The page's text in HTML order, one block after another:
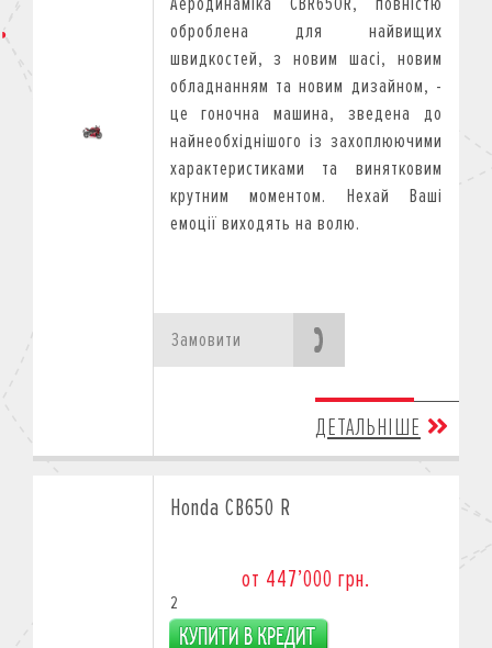
оброблена для найвищих
швидкостей, з новим шасі, новим
обладнанням та новим дизайном, -
це гоночна машина, зведена до
найнеобхіднішого із захоплюючими
характеристиками та винятковим
крутним моментом. Нехай Ваші
емоції виходять на волю.
Замовити
ДЕТАЛЬНІШЕ
Honda CB650 R
от 447’000 грн.
2